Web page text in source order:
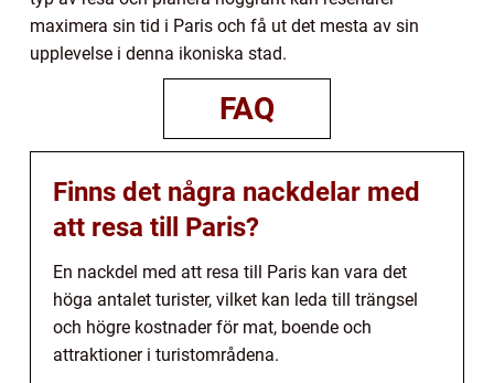
maximera sin tid i Paris och få ut det mesta av sin
upplevelse i denna ikoniska stad.
FAQ
Finns det några nackdelar med
att resa till Paris?
En nackdel med att resa till Paris kan vara det
höga antalet turister, vilket kan leda till trängsel
och högre kostnader för mat, boende och
attraktioner i turistområdena.